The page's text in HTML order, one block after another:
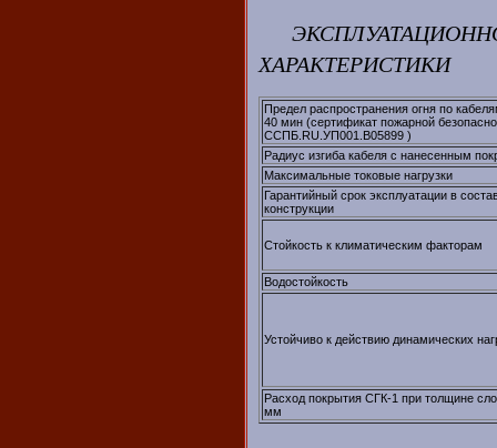
ХАРАКТЕРИСТИКИ
Предел распространения огня по
40 мин (сертификат пожарной
ССПБ.RU.УП001.В05899 )
Радиус изгиба кабеля с нанесенным
Максимальные токовые нагрузки
Гарантийный срок эксплуатации в
конструкции
Стойкость к климатическим факторам
Водостойкость
Устойчиво к действию динамических
Расход покрытия СГК-1 при толщине
мм